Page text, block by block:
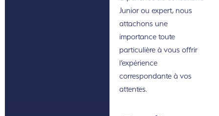
Junior ou expert, nous
attachons une
importance toute
particulière à vous offrir
l’expérience
correspondante à vos
attentes.